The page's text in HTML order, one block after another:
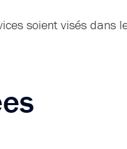
soient visés dans